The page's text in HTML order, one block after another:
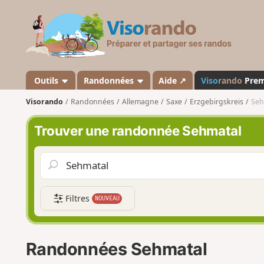
s
a
n
d
o
Outils Randonnées Aide ↗ Visorando
Visorando Randonnées Allemagne Saxe Erzgebirgskreis
Trouver une randonnée Sehmatal
Filtres NOUVEAU
Randonnées Sehmatal